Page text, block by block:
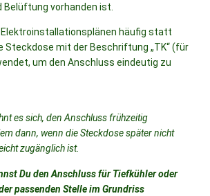
vorhanden ist.
Elektroinstallationsplänen häufig statt
Steckdose mit der Beschriftung „TK“ (für
um den Anschluss eindeutig zu
es sich, den Anschluss frühzeitig
dann, wenn die Steckdose später nicht
zugänglich ist.
Du den Anschluss für Tiefkühler oder
passenden Stelle im Grundriss